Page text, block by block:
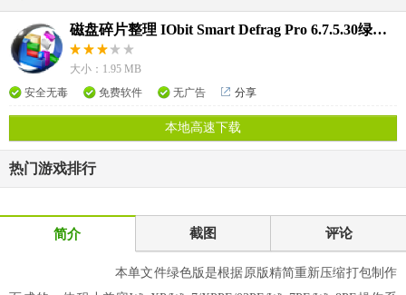
磁盘碎片整理 IObit Smart Defrag Pro 6.7.5.30绿色单文件版
大小：1.95 MB
安全无毒
免费软件 无广告 分享
本地高速下载
热门游戏排行
简介 截图 评论
本单文件绿色版是根据原版精简重新压缩打包制作